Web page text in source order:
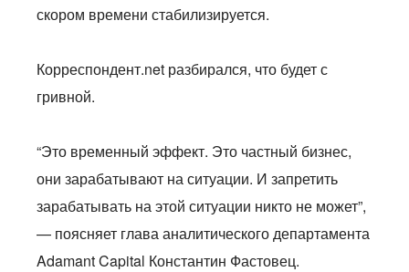
скором времени стабилизируется.
Корреспондент.net разбирался, что будет с
гривной.
“Это временный эффект. Это частный бизнес,
они зарабатывают на ситуации. И запретить
зарабатывать на этой ситуации никто не может”,
— поясняет глава аналитического департамента
Adamant Capital Константин Фастовец.